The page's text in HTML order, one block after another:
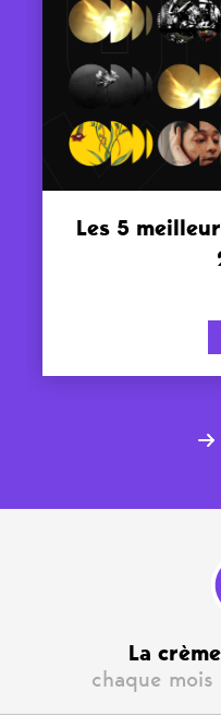
Les 5
La
chaque